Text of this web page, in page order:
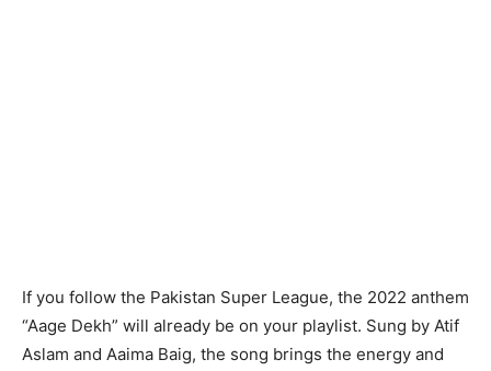
If you follow the Pakistan Super League, the 2022 anthem
“Aage Dekh” will already be on your playlist. Sung by Atif
Aslam and Aaima Baig, the song brings the energy and